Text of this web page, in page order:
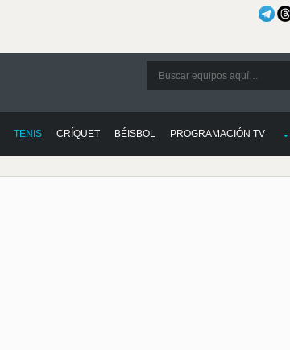
TENIS CRÍQUET BÉISBOL PROGRAMACIÓN TV